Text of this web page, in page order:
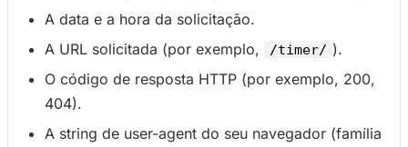
A data e a hora da solicitação.
A URL solicitada (por exemplo,
/timer/ ).
O código de resposta HTTP (por exemplo, 200,
404).
A string de user-agent do seu navegador (família